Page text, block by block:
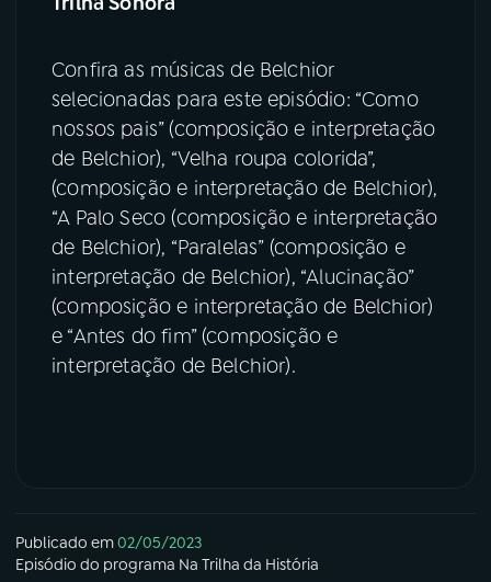
Confira as músicas de Belchior
selecionadas para este episódio: “Como
nossos pais” (composição e interpretação
de Belchior), “Velha roupa colorida”,
(composição e interpretação de Belchior),
“A Palo Seco (composição e interpretação
de Belchior), “Paralelas” (composição e
interpretação de Belchior), “Alucinação”
(composição e interpretação de Belchior)
e “Antes do fim” (composição e
interpretação de Belchior).
Publicado em02/05/2023
Episódio do programa Na Trilha da História